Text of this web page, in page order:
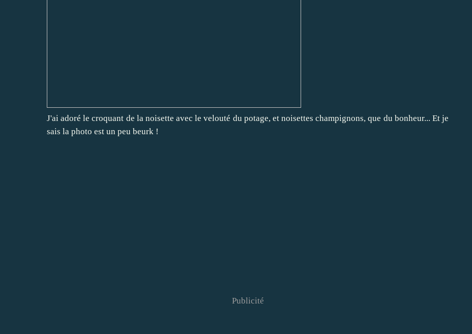
J'ai adoré le croquant de la noisette avec le velouté du potage, et noisettes champignons, que du bonheur... Et je
sais la photo est un peu beurk !
Publicité